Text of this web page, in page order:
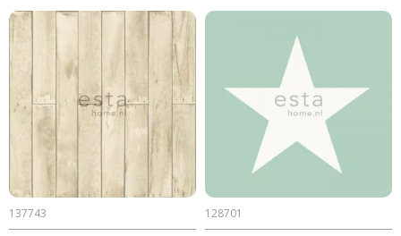
137743 128701